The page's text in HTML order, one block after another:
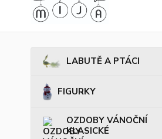
LABUTĚ A PTÁCI
FIGURKY
OZDOBY VÁNOČNÍ
KLASICKÉ